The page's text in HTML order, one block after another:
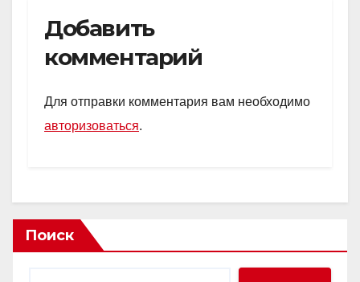
Добавить
комментарий
Для отправки комментария вам необходимо
авторизоваться.
Поиск